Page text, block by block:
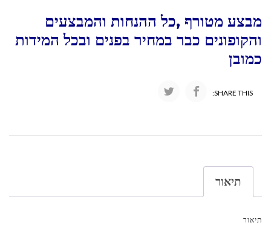
מבצע מטורף ,כל ההנחות והמבצעים
והקופונים כבר במחיר בפנים ובכל המידות
כמובן
SHARE THIS:
תיאור
תיאור